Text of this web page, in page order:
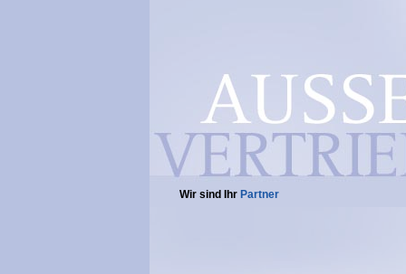
Wir sind Ihr Partner